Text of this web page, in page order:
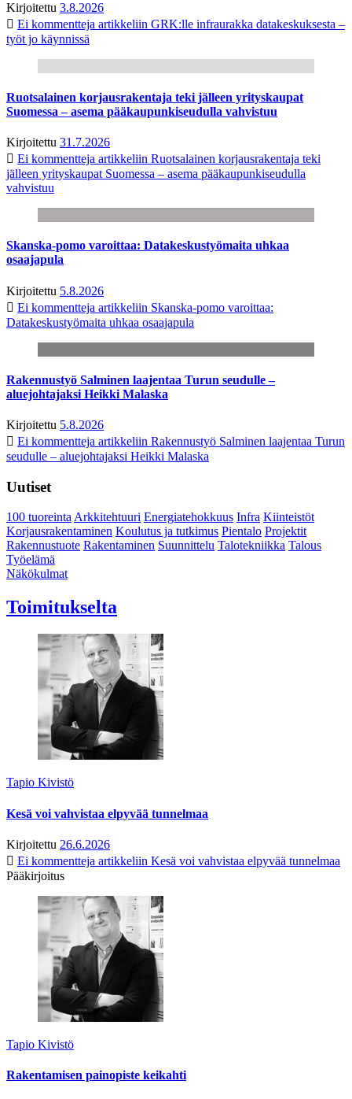
Kirjoitettu 3.8.2026
Ei kommentteja artikkeliin GRK:lle infraurakka datakeskuksesta –
työt jo käynnissä
Ruotsalainen korjausrakentaja teki jälleen yrityskaupat
Suomessa – asema pääkaupunkiseudulla vahvistuu
Kirjoitettu 31.7.2026
Ei kommentteja artikkeliin Ruotsalainen korjausrakentaja teki
jälleen yrityskaupat Suomessa – asema pääkaupunkiseudulla
vahvistuu
Skanska-pomo varoittaa: Datakeskustyömaita uhkaa
osaajapula
Kirjoitettu 5.8.2026
Ei kommentteja artikkeliin Skanska-pomo varoittaa:
Datakeskustyömaita uhkaa osaajapula
Rakennustyö Salminen laajentaa Turun seudulle –
aluejohtajaksi Heikki Malaska
Kirjoitettu 5.8.2026
Ei kommentteja artikkeliin Rakennustyö Salminen laajentaa Turun
seudulle – aluejohtajaksi Heikki Malaska
Uutiset
100 tuoreintaArkkitehtuuri Energiatehokkuus Infra Kiinteistöt
Korjausrakentaminen Koulutus ja tutkimus Pientalo Projektit
Rakennustuote Rakentaminen Suunnittelu Talotekniikka Talous
Työelämä
Näkökulmat
Toimitukselta
Tapio Kivistö
Kesä voi vahvistaa elpyvää tunnelmaa
Kirjoitettu 26.6.2026
Ei kommentteja artikkeliin Kesä voi vahvistaa elpyvää tunnelmaa
Pääkirjoitus
Tapio Kivistö
Rakentamisen painopiste keikahti